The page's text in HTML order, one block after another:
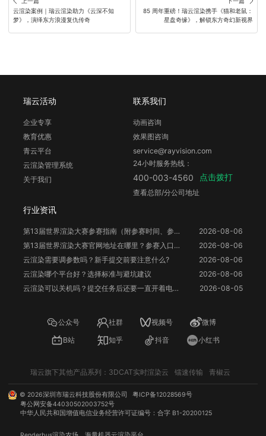
云渲染案例｜瑞云渲染助力《云深不知
梦》，演绎东方浪漫复仇传奇
85 周年重磅！瑞云渲染携手《猫和老鼠：
星盘奇缘》，解锁东方奇幻新视界
瑞云活动
企业专享
教育优惠
青云平台
云渲染管理系统
关于我们
行业资讯
第13届世界渲染大赛参赛指南（附参赛时间、参赛要求、赛事奖励等）
2026-08-06
第13届世界渲染大赛官网地址在哪里？参赛入口与信息整理
2026-08-06
云渲染需要调参数吗？新手提交前要注意什么?
2026-08-06
云渲染哪个平台好？选择标准与避坑建议
2026-08-06
云渲染可以关机吗？提交任务后还要一直开着电脑吗？
2026-08-05
联系我们
动画咨询
效果图咨询
service@rayvision.com
24小时服务热线：
400-003-4560 点击拨打
查看总部/分公司地址
公众号 社群 视频号
微博
B站
知乎 抖音 小红书
瑞云旗下其他产品系列： 3DCAT实时渲染云 镭速传输 青椒云
© 2026深圳市瑞云科技股份有限公司
粤ICP备12028569号
粤公网安备44030502003752号
中华人民共和国增值电信业务经营许可证编号：合字 B1-20200125